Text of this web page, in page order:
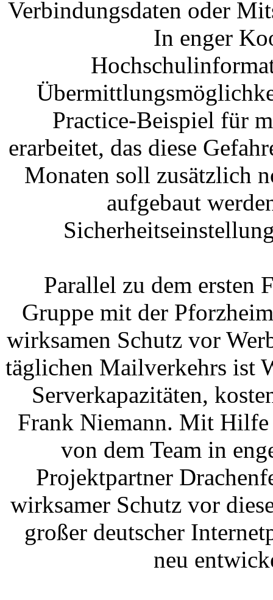
Verbindungsdaten oder
In enger
Practice-Beispiel für
erarbeitet, das diese
Monaten soll zusätzlich
aufgebaut
Parallel zu dem ersten
Gruppe mit der
wirksamen Schutz vor
täglichen Mailverkehrs ist
Serverkapazitäten,
Frank Niemann. Mit
von dem Team in
Projektpartner
wirksamer Schutz vor
großer deutscher
neu